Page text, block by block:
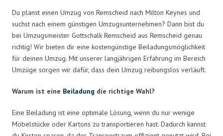
Du planst einen Umzug von Remscheid nach Milton Keynes und
suchst nach einem günstigen Umzugsunternehmen? Dann bist du
bei Umzugsmeister Gottschalk Remscheid aus Remscheid genau
richtig! Wir bieten dir eine kostengünstige Beiladungsmöglichkeit
für deinen Umzug. Mit unserer langjährigen Erfahrung im Bereich
Umzüge sorgen wir dafür, dass dein Umzug reibungslos verläuft.
Warum ist eine Beiladung die richtige Wahl?
Eine Beiladung ist eine optimale Lösung, wenn du nur wenige
Möbelstücke oder Kartons zu transportieren hast. Dadurch kannst